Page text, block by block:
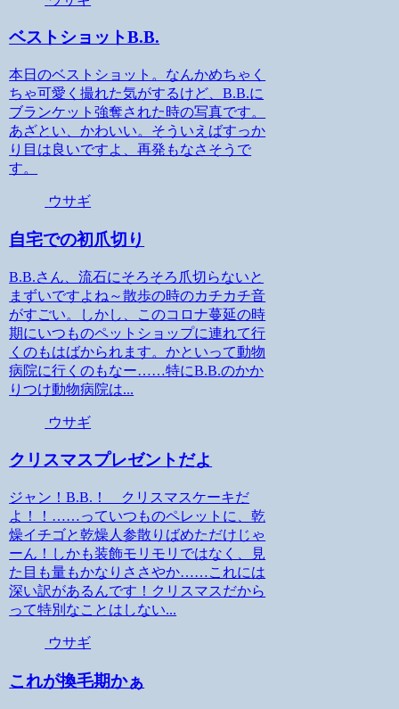
ベストショットB.B.
本日のベストショット。なんかめちゃく
ちゃ可愛く撮れた気がするけど、B.B.に
ブランケット強奪された時の写真です。
あざとい、かわいい。そういえばすっか
り目は良いですよ、再発もなさそうで
す。
ウサギ
自宅での初爪切り
B.B.さん、流石にそろそろ爪切らないと
まずいですよね～散歩の時のカチカチ音
がすごい。しかし、このコロナ蔓延の時
期にいつものペットショップに連れて行
くのもはばかられます。かといって動物
病院に行くのもなー……特にB.B.のかか
りつけ動物病院は...
ウサギ
クリスマスプレゼントだよ
ジャン！B.B.！ クリスマスケーキだ
よ！！……っていつものペレットに、乾
燥イチゴと乾燥人参散りばめただけじゃ
ーん！しかも装飾モリモリではなく、見
た目も量もかなりささやか……これには
深い訳があるんです！クリスマスだから
って特別なことはしない...
ウサギ
これが換毛期かぁ